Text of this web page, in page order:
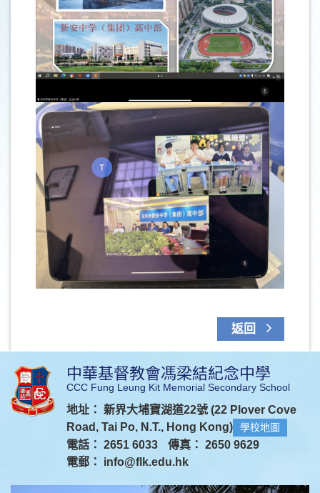
返回
中華基督教會馮梁結紀念中學
CCC Fung Leung Kit Memorial Secondary School
地址： 新界大埔寶湖道22號 (22 Plover Cove
Road, Tai Po, N.T., Hong Kong)
學校地圖
電話： 2651 6033
傳真： 2650 9629
電郵： info@flk.edu.hk